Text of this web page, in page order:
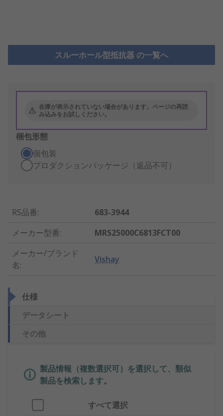
スルーホール型抵抗器 の一覧へ
在庫が表示されていない場合があります。ページの再読
み込みをお試しください。
梱包形態
個包装
プロダクションパッケージ（返品不可）
RS品番:
683-3944
メーカー型番:
MRS25000C6813FCT00
メーカー/ブランド
名:
Vishay
仕様
データシート
その他
製品情報（複数選択可）を選択して、類似
製品を検索します。
すべて選択